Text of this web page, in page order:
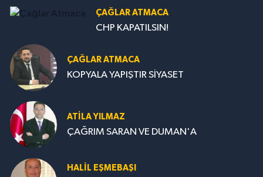
ÇAĞLAR ATMACA
CHP KAPATILSIN!
ÇAĞLAR ATMACA
KOPYALA YAPIŞTIR SİYASET
ATILA YILMAZ
ÇAĞRIM SARAN VE DUMAN'A
HALIL EŞMEBAŞI